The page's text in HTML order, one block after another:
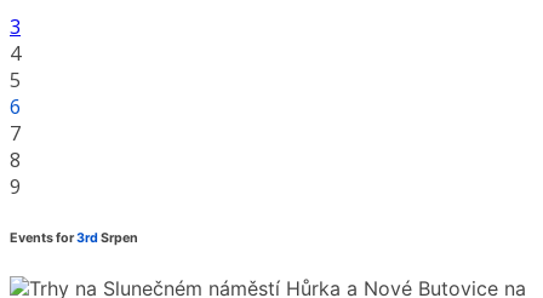
3
4
5
6
7
8
9
Events for3rdSrpen